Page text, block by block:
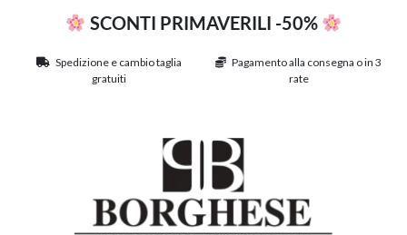
SCONTI PRIMAVERILI -50%
Spedizione e cambio taglia
gratuiti
Pagamento alla consegna o in 3
rate